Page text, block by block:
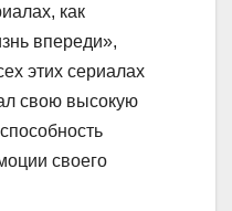
как
впереди»,
этих сериалах
свою высокую
своего